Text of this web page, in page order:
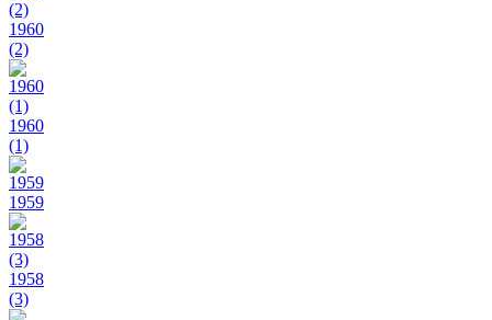
1960
(2)
1960
(1)
1959
1958
(3)